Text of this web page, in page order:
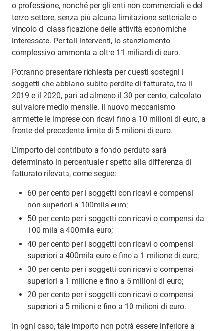
o professione, nonché per gli enti non commerciali e del
terzo settore, senza più alcuna limitazione settoriale o
vincolo di classificazione delle attività economiche
interessate. Per tali interventi, lo stanziamento
complessivo ammonta a oltre 11 miliardi di euro.
Potranno presentare richiesta per questi sostegni i
soggetti che abbiano subito perdite di fatturato, tra il
2019 e il 2020, pari ad almeno il 30 per cento, calcolato
sul valore medio mensile. Il nuovo meccanismo
ammette le imprese con ricavi fino a 10 milioni di euro, a
fronte del precedente limite di 5 milioni di euro.
L’importo del contributo a fondo perduto sarà
determinato in percentuale rispetto alla differenza di
fatturato rilevata, come segue:
60 per cento per i soggetti con ricavi e compensi
non superiori a 100mila euro;
50 per cento per i soggetti con ricavi o compensi da
100 mila a 400mila euro;
40 per cento per i soggetti con ricavi o compensi
superiori a 400mila euro e fino a 1 milione di euro;
30 per cento per i soggetti con ricavi o compensi
superiori a 1 milione e fino a 5 milioni di euro;
20 per cento per i soggetti con ricavi o compensi
superiori a 5 milioni e fino a 10 milioni di euro.
In ogni caso, tale importo non potrà essere inferiore a